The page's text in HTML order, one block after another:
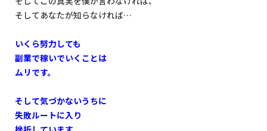
そしてあなたが知らなければ…
いくら努力しても
副業で稼いでいくことは
ムリです。
そして気づかないうちに
失敗ルートに入り